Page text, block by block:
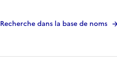
Recherche dans la base de noms